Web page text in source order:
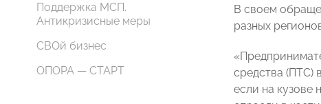
Поддержка МСП.
Антикризисные меры
СВОй бизнес
ОПОРА — СТАРТ
В своем
разных
средства (ПТС)
если на кузове